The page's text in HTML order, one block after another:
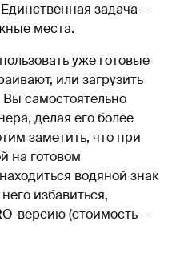
задача —
места.
уже готовые
или загрузить
самостоятельно
делая его более
заметить, что при
на готовом
водяной знак
избавиться,
версию (стоимость —